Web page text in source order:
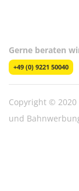
Gerne beraten
+49 (0) 9221 50040
Copyright ©
und